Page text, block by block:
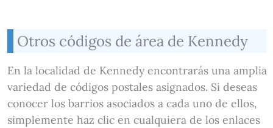
Otros códigos de área de Kennedy
En la localidad de Kennedy encontrarás una amplia
variedad de códigos postales asignados. Si deseas
conocer los barrios asociados a cada uno de ellos,
simplemente haz clic en cualquiera de los enlaces